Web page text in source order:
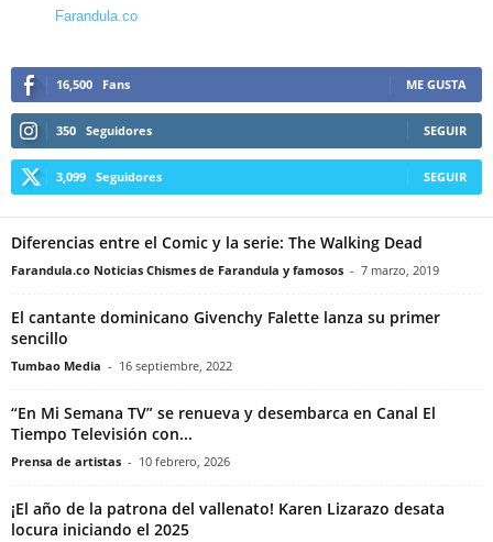
Farandula.co
16,500 Fans ME GUSTA
350 Seguidores SEGUIR
3,099 Seguidores SEGUIR
Diferencias entre el Comic y la serie: The Walking Dead
Farandula.co Noticias Chismes de Farandula y famosos - 7 marzo, 2019
El cantante dominicano Givenchy Falette lanza su primer
sencillo
Tumbao Media - 16 septiembre, 2022
“En Mi Semana TV” se renueva y desembarca en Canal El
Tiempo Televisión con...
Prensa de artistas - 10 febrero, 2026
¡El año de la patrona del vallenato! Karen Lizarazo desata
locura iniciando el 2025